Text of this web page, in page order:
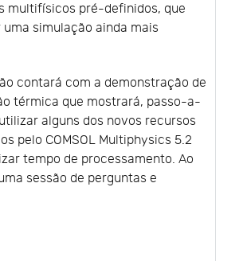
multifísicos pré-definidos, que
simulação ainda mais
contará com a demonstração de
térmica que mostrará, passo-a-
alguns dos novos recursos
pelo COMSOL Multiphysics 5.2
tempo de processamento. Ao
sessão de perguntas e